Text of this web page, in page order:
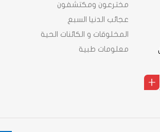
مخترعون ومكتشفون
عجائب الدنيا السبع
المخلوقات و الكائنات الحية
معلومات طبية